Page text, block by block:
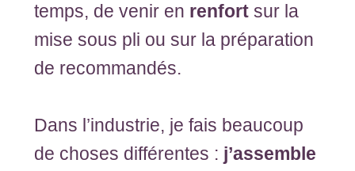
temps, de venir en renfort sur la
mise sous pli ou sur la préparation
de recommandés.
Dans l’industrie, je fais beaucoup
de choses différentes : j’assemble